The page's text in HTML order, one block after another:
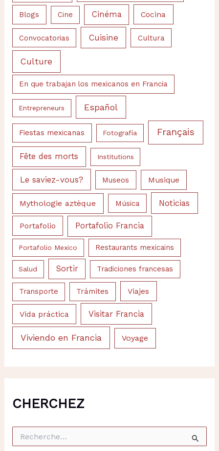
Blogs Cine Cinéma Cocina
Convocatorias Cuisine Cultura
Culture
En que trabajan los mexicanos en Francia
Entrepreneurs Español
Fiestas mexicanas Fotografía Français
Fête des morts Institutions
Le saviez-vous? Museos Musique
Mythologie aztèque Música Noticias
Portafolio Portafolio Francia
Portafolio Mexico Restaurants mexicains
Salud Sortir Tradiciones francesas
Transporte Trámites Viajes
Vida práctica Visitar Francia
Viviendo en Francia Voyage
CHERCHEZ